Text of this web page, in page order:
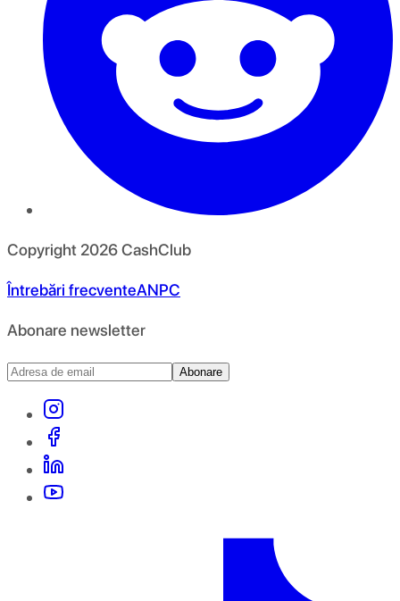
Copyright 2026CashClub
Întrebări frecventeANPC
Abonare newsletter
Abonare